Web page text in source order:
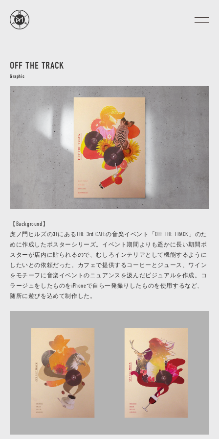
OFF THE TRACK
Graphic
【Background】
虎ノ門ヒルズの3FにあるTHE 3rd CAFEの音楽イベント「OFF THE TRACK」のた
めに作成したポスターシリーズ。イベント期間よりも遥かに長い期間ポ
スターが店内に貼られるので、むしろインテリアとして機能するように
したいとの依頼だった。カフェで提供するコーヒーとジュース、ワイン
をモチーフに音楽イベントのニュアンスを汲んだビジュアルを作成。コ
ラージュをしたものをiPhoneで自ら一発撮りしたものを使用するなど、
随所に遊びを込めて制作した。